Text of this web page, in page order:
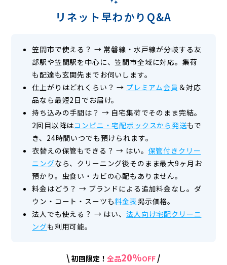
リネット早わかりQ&A
笠間市で使える？ → 常磐線・水戸線が分岐する友
部駅や笠間駅を中心に、笠間市全域に対応。集荷
も配達も玄関先までお伺いします。
仕上がりはどれくらい？ → プレミアム会員 ＆対応
品なら最短2日でお届け。
持ち込みの手間は？ → 自宅集荷でそのまま完結。
2回目以降はコンビニ・宅配ボックスから発送もで
き、24時間いつでも預けられます。
衣替えの保管もできる？ → はい。 保管付きクリー
ニングなら、クリーニング後そのまま最大9ヶ月お
預かり。虫食い・カビの心配もありません。
料金はどう？ → ブランドによる追加料金なし。ダ
ウン・コート・スーツも料金表掲示価格。
法人でも使える？ → はい、 法人向け宅配クリーニ
ングも利用可能。
\ 初回限定！ 全品20%OFF /